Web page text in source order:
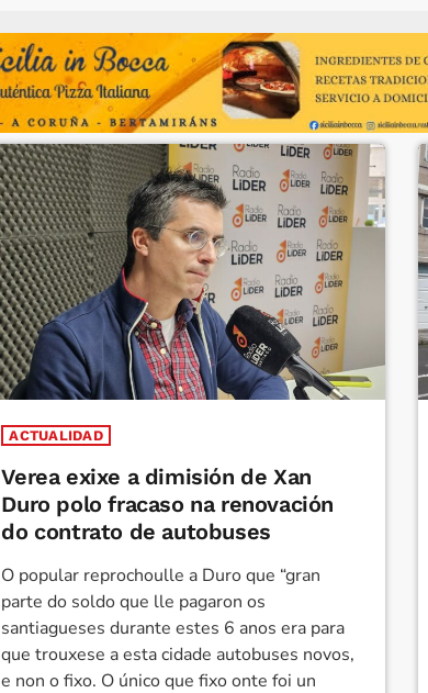
ACTUALIDAD
Verea exixe a dimisión de Xan
Duro polo fracaso na renovación
do contrato de autobuses
O popular reprochoulle a Duro que “gran
parte do soldo que lle pagaron os
santiagueses durante estes 6 anos era para
que trouxese a esta cidade autobuses novos,
e non o fixo. O único que fixo onte foi un